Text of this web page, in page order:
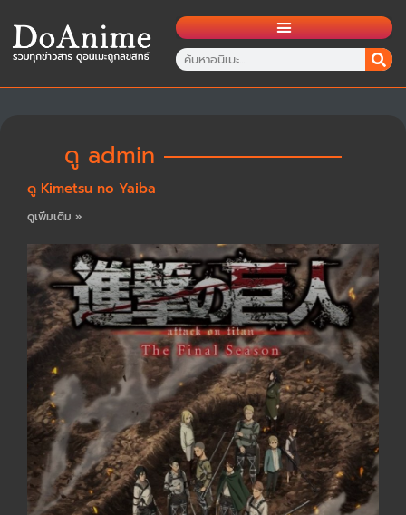
ดู admin
ดู Kimetsu no Yaiba
ดูเพิ่มเติม »